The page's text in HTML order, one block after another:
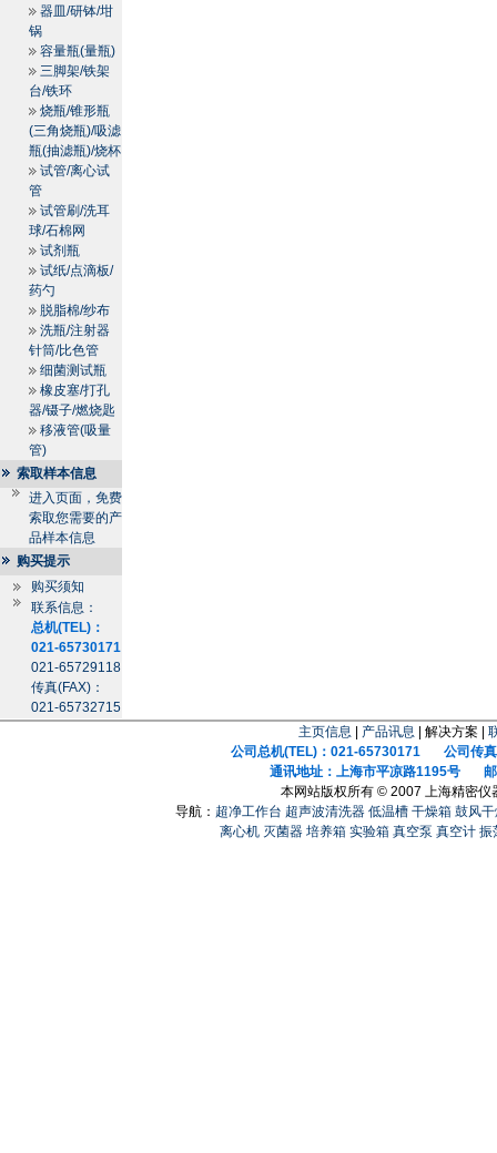
器皿/研钵/坩
锅
容量瓶(量瓶)
三脚架/铁架
台/铁环
烧瓶/锥形瓶
(三角烧瓶)/吸滤
瓶(抽滤瓶)/烧杯
试管/离心试
管
试管刷/洗耳
球/石棉网
试剂瓶
试纸/点滴板/
药勺
脱脂棉/纱布
洗瓶/注射器
针筒/比色管
细菌测试瓶
橡皮塞/打孔
器/镊子/燃烧匙
移液管(吸量
管)
索取样本信息
进入页面，免费
索取您需要的产
品样本信息
购买提示
购买须知
联系信息：
总机(TEL)：
021-65730171
021-65729118
传真(FAX)：
021-65732715
主页信息 产品讯息 | 解决方案 |
公司总机(TEL)：021-65730171 公司传真
通讯地址：上海市平凉路1195号 邮
本网站版权所有 © 2007 上海精密仪
导航： 超净工作台 超声波清洗器 低温槽 干燥箱 鼓风
离心机 灭菌器 培养箱 实验箱 真空泵 真空计 振